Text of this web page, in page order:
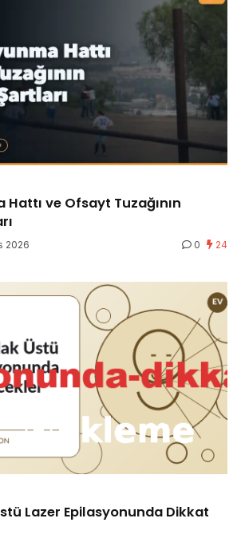
ve Ofsayt Tuzağının
2026 0 24
Lazer Epilasyonunda Dikkat